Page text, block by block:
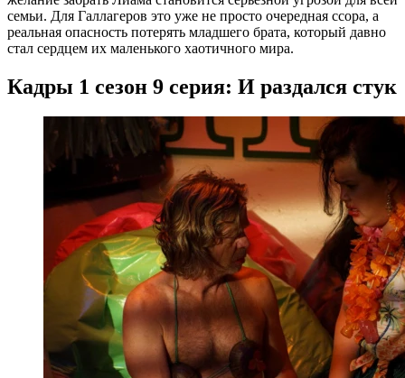
семьи. Для Галлагеров это уже не просто очередная ссора, а
реальная опасность потерять младшего брата, который давно
стал сердцем их маленького хаотичного мира.
Кадры 1 сезон 9 серия: И раздался стук